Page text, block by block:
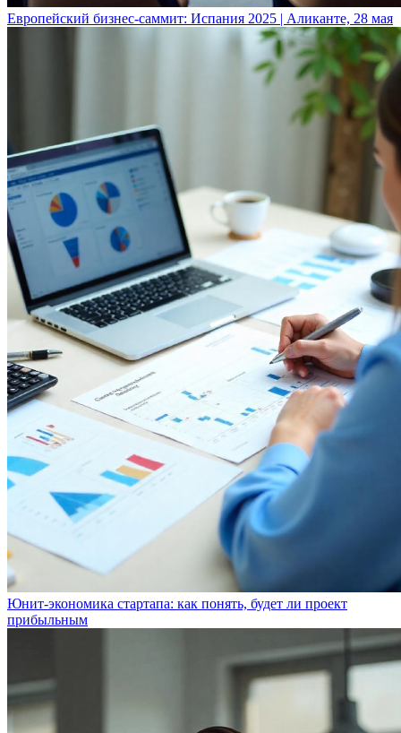
Европейский бизнес-саммит: Испания 2025 | Аликанте, 28 мая
Юнит-экономика стартапа: как понять, будет ли проект
прибыльным